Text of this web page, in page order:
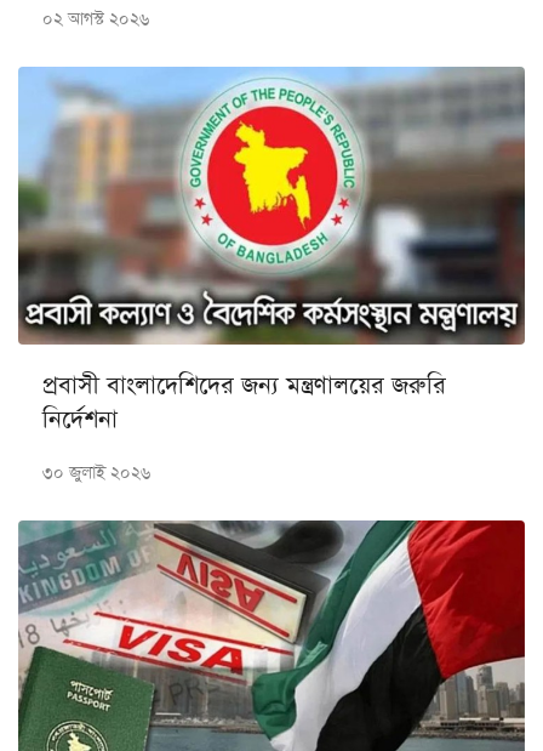
০২ আগস্ট ২০২৬
প্রবাসী বাংলাদেশিদের জন্য মন্ত্রণালয়ের জরুরি
নির্দেশনা
৩০ জুলাই ২০২৬